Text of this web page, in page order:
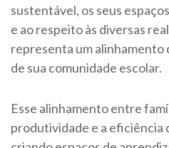
sustentável, os seus
e ao respeito às diversas
representa um alinhamento
de sua comunidade escolar.
Esse alinhamento entre
produtividade e a eficiência